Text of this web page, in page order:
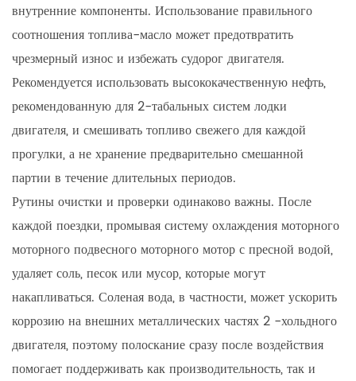
внутренние компоненты. Использование правильного
соотношения топлива-масло может предотвратить
чрезмерный износ и избежать судорог двигателя.
Рекомендуется использовать высококачественную нефть,
рекомендованную для 2-табальных систем лодки
двигателя, и смешивать топливо свежего для каждой
прогулки, а не хранение предварительно смешанной
партии в течение длительных периодов.
Рутины очистки и проверки одинаково важны. После
каждой поездки, промывая систему охлаждения моторного
моторного подвесного моторного мотор с пресной водой,
удаляет соль, песок или мусор, которые могут
накапливаться. Соленая вода, в частности, может ускорить
коррозию на внешних металлических частях 2 -хольдного
двигателя, поэтому полоскание сразу после воздействия
помогает поддерживать как производительность, так и